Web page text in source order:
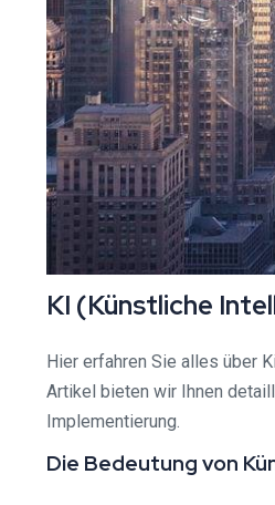
KI (Künstliche
Hier erfahren Sie alles über
Artikel bieten wir Ihnen
Implementierung.
Die Bedeutung von